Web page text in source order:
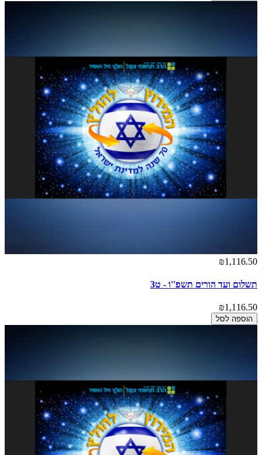
₪1,116.50
תשלום ועד הורים תשפ''ו - ט3
₪1,116.50
הוספה לסל